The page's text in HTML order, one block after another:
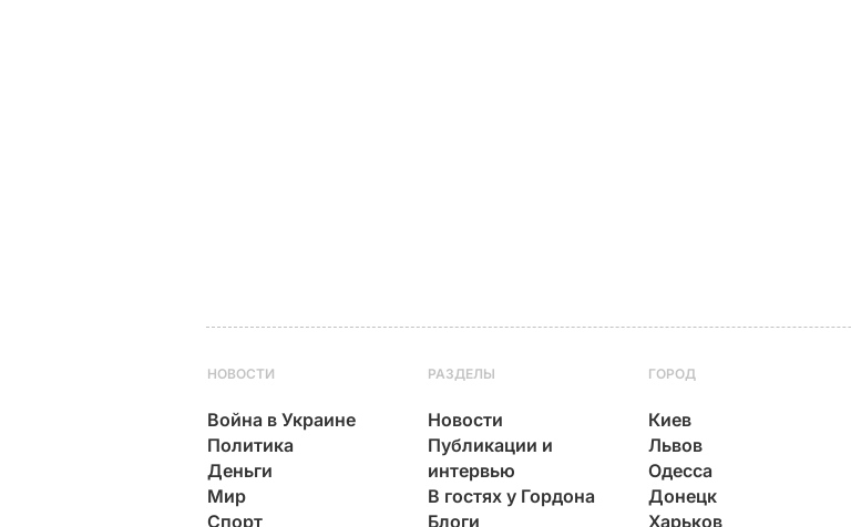
НОВОСТИ
Война в Украине
Политика
Деньги
Мир
Спорт
РАЗДЕЛЫ
Новости
Публикации и
интервью
В гостях у Гордона
Блоги
ГОРОД
Киев
Львов
Одесса
Донецк
Харьков